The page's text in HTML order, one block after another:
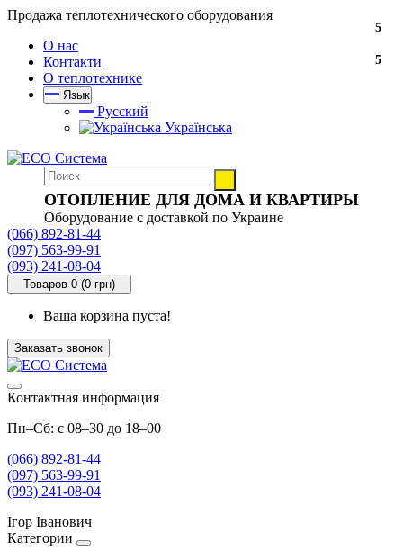
Продажа теплотехнического оборудования
О нас
Контакти
О теплотехнике
Язык
Русский
Українська
ОТОПЛЕНИЕ ДЛЯ ДОМА И КВАРТИРЫ
Оборудование с доставкой по Украине
(066) 892-81-44
(097) 563-99-91
(093) 241-08-04
Товаров 0 (0 грн)
Ваша корзина пуста!
Заказать звонок
Контактная информация
Пн–Сб: с 08–30 до 18–00
(066) 892-81-44
(097) 563-99-91
(093) 241-08-04
Ігор Іванович
Категории
5
5